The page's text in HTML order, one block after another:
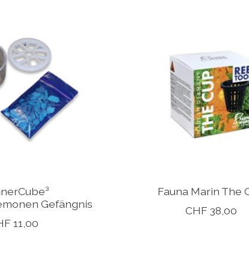
Gefängnis
11,00
Fauna Marin The
CHF 38,00